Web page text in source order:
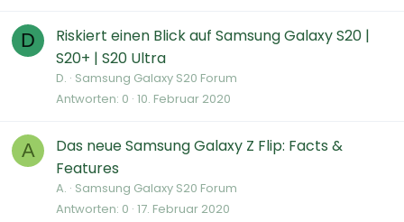
D
Riskiert einen Blick auf Samsung Galaxy S20 |
S20+ | S20 Ultra
D. Samsung Galaxy S20 Forum
Antworten 0 10. Februar 2020
A
Das neue Samsung Galaxy Z Flip: Facts &
Features
A. Samsung Galaxy S20 Forum
Antworten 0 17. Februar 2020